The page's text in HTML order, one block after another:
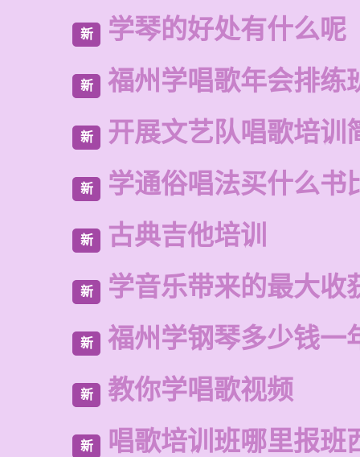
新 学琴的好处有什么呢
新 福州学唱歌年会排练
新 开展文艺队唱歌培训
新 学通俗唱法买什么书
新 古典吉他培训
新 学音乐带来的最大收
新 福州学钢琴多少钱一
新 教你学唱歌视频
新 唱歌培训班哪里报班